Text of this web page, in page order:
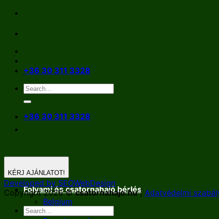
Skip
content
+36 30 311 3328
+36 30 311 3328
Folyami és csatornahajó bérlés
Belgium
Németország
KÉRJ AJÁNLATOT!
Developed by SEOWebDesign
Copyright 2026 ©csatornahajo.hu| Adatvédelmi